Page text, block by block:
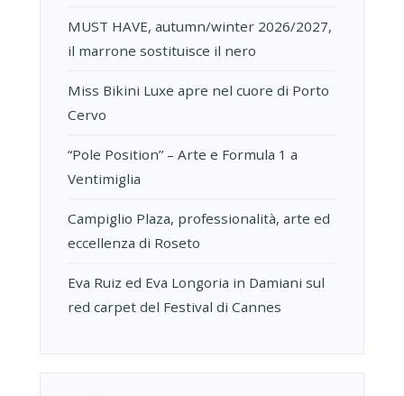
MUST HAVE, autumn/winter 2026/2027,
il marrone sostituisce il nero
Miss Bikini Luxe apre nel cuore di Porto
Cervo
“Pole Position” – Arte e Formula 1 a
Ventimiglia
Campiglio Plaza, professionalità, arte ed
eccellenza di Roseto
Eva Ruiz ed Eva Longoria in Damiani sul
red carpet del Festival di Cannes